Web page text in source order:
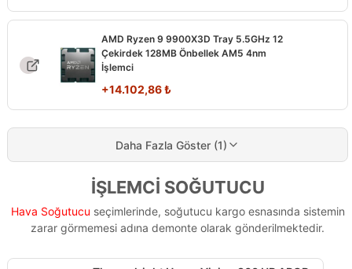
AMD Ryzen 9 9900X3D Tray 5.5GHz 12
Çekirdek 128MB Önbellek AM5 4nm
İşlemci
+14.102,86₺
Daha Fazla Göster (1)
İŞLEMCİ SOĞUTUCU
Hava Soğutucu seçimlerinde, soğutucu kargo esnasında sistemin
zarar görmemesi adına demonte olarak gönderilmektedir.